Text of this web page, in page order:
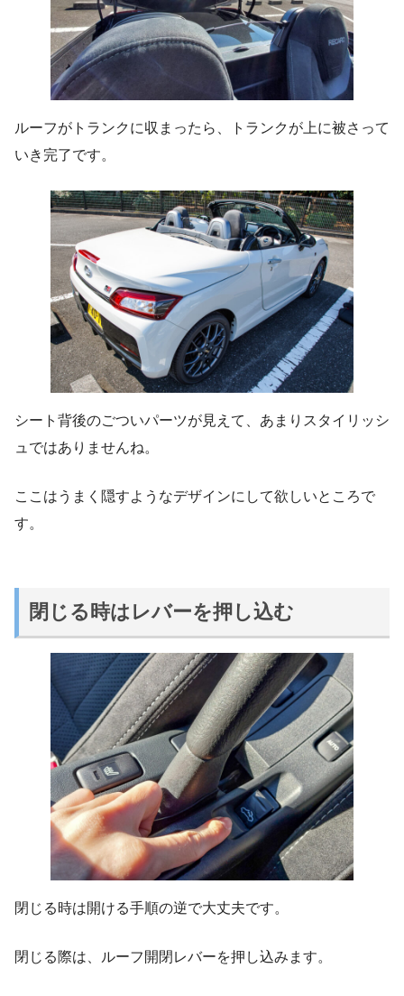
ルーフがトランクに収まったら、トランクが上に被さって
いき完了です。
シート背後のごついパーツが見えて、あまりスタイリッシ
ュではありませんね。
ここはうまく隠すようなデザインにして欲しいところで
す。
閉じる時はレバーを押し込む
閉じる時は開ける手順の逆で大丈夫です。
閉じる際は、ルーフ開閉レバーを押し込みます。